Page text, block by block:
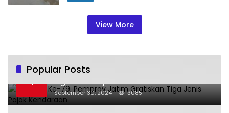
View More
Popular Posts
1
Hari Jadi Ke-79, Pemprov Jatim Gratiskan
Tiga Jenis Pajak Kendaraan
September 30, 2024 3085